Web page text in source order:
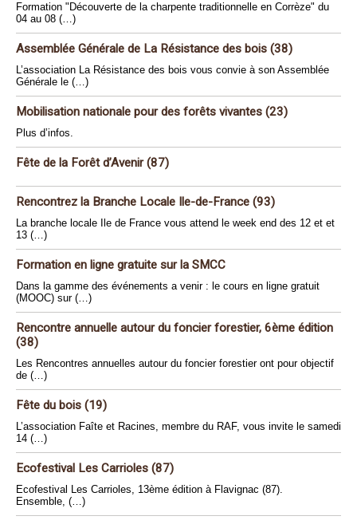
Formation "Découverte de la charpente traditionnelle en Corrèze" du
04 au 08 (…)
Assemblée Générale de La Résistance des bois (38)
L’association La Résistance des bois vous convie à son Assemblée
Générale le (…)
Mobilisation nationale pour des forêts vivantes (23)
Plus d’infos.
Fête de la Forêt d’Avenir (87)
Rencontrez la Branche Locale Ile-de-France (93)
La branche locale Ile de France vous attend le week end des 12 et et
13 (…)
Formation en ligne gratuite sur la SMCC
Dans la gamme des événements a venir : le cours en ligne gratuit
(MOOC) sur (…)
Rencontre annuelle autour du foncier forestier, 6ème édition
(38)
Les Rencontres annuelles autour du foncier forestier ont pour objectif
de (…)
Fête du bois (19)
L’association Faîte et Racines, membre du RAF, vous invite le samedi
14 (…)
Ecofestival Les Carrioles (87)
Ecofestival Les Carrioles, 13ème édition à Flavignac (87).
Ensemble, (…)